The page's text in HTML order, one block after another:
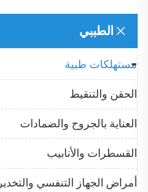
الطببي
مستهلكات طبية
الحقن والتنقيط
العناية بالجروح والضمادات
القسطرات والأنابيب
أمراض الجهاز التنفسي والتخدير